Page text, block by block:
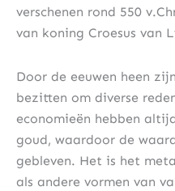
verschenen rond 550
van koning Croesus van
Door de eeuwen heen
bezitten om diverse
economieën hebben
goud, waardoor de
gebleven. Het is het
als andere vormen van